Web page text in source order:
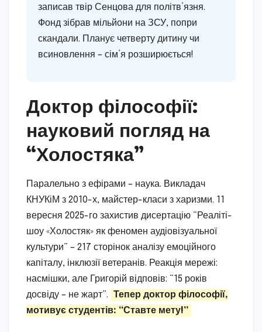
записав твір Сенцова для політв’язня.
Фонд зібрав мільйони на ЗСУ, попри
скандали. Планує четверту дитину чи
всиновлення – сім’я розширюється!
Доктор філософії:
науковий погляд на
“Холостяка”
Паралельно з ефірами – наука. Викладач
КНУКіМ з 2010-х, майстер-класи з харизми. 11
вересня 2025-го захистив дисертацію “Реаліті-
шоу «Холостяк» як феномен аудіовізуальної
культури” – 217 сторінок аналізу емоційного
капіталу, інклюзії ветеранів. Реакція мережі:
насмішки, але Григорій відповів: “15 років
досвіду – не жарт”. Тепер доктор філософії,
мотивує студентів: “Ставте мету!”